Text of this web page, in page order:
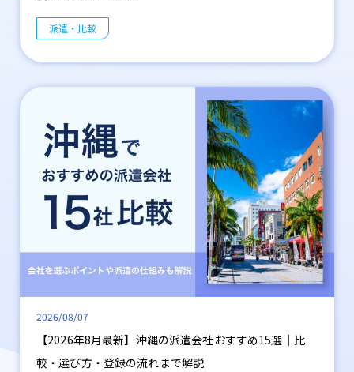
派遣・比較
2026/08/07
【2026年8月最新】沖縄の派遣会社おすすめ15選｜比
較・選び方・登録の流れまで解説